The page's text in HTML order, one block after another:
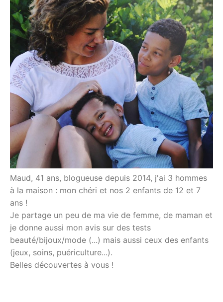
Maud, 41 ans, blogueuse depuis 2014, j'ai 3 hommes
à la maison : mon chéri et nos 2 enfants de 12 et 7
ans !
Je partage un peu de ma vie de femme, de maman et
je donne aussi mon avis sur des tests
beauté/bijoux/mode (...) mais aussi ceux des enfants
(jeux, soins, puériculture...).
Belles découvertes à vous !